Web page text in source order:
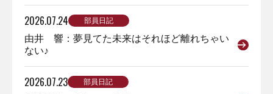
2026.07.24 部員日記
由井 響：夢見てた未来はそれほど離れちゃい
ない♪
2026.07.23 部員日記